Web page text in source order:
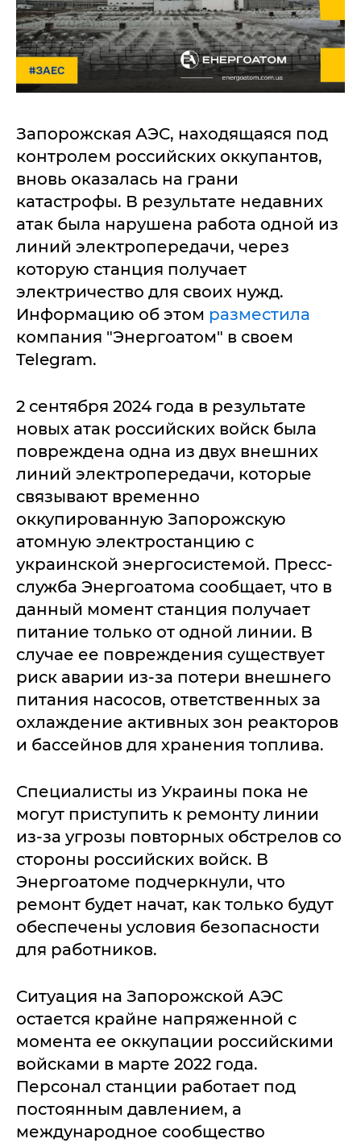
Запорожская АЭС, находящаяся под
контролем российских оккупантов,
вновь оказалась на грани
катастрофы. В результате недавних
атак была нарушена работа одной из
линий электропередачи, через
которую станция получает
электричество для своих нужд.
Информацию об этом разместила
компания "Энергоатом" в своем
Telegram.
2 сентября 2024 года в результате
новых атак российских войск была
повреждена одна из двух внешних
линий электропередачи, которые
связывают временно
оккупированную Запорожскую
атомную электростанцию с
украинской энергосистемой. Пресс-
служба Энергоатома сообщает, что в
данный момент станция получает
питание только от одной линии. В
случае ее повреждения существует
риск аварии из-за потери внешнего
питания насосов, ответственных за
охлаждение активных зон реакторов
и бассейнов для хранения топлива.
Специалисты из Украины пока не
могут приступить к ремонту линии
из-за угрозы повторных обстрелов со
стороны российских войск. В
Энергоатоме подчеркнули, что
ремонт будет начат, как только будут
обеспечены условия безопасности
для работников.
Ситуация на Запорожской АЭС
остается крайне напряженной с
момента ее оккупации российскими
войсками в марте 2022 года.
Персонал станции работает под
постоянным давлением, а
международное сообщество